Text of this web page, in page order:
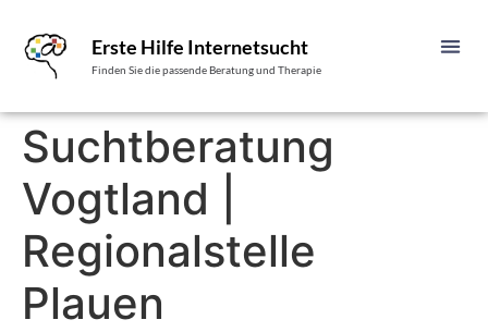
Erste Hilfe Internetsucht
Finden Sie die passende Beratung und Therapie
Suchtberatung
Vogtland |
Regionalstelle
Plauen